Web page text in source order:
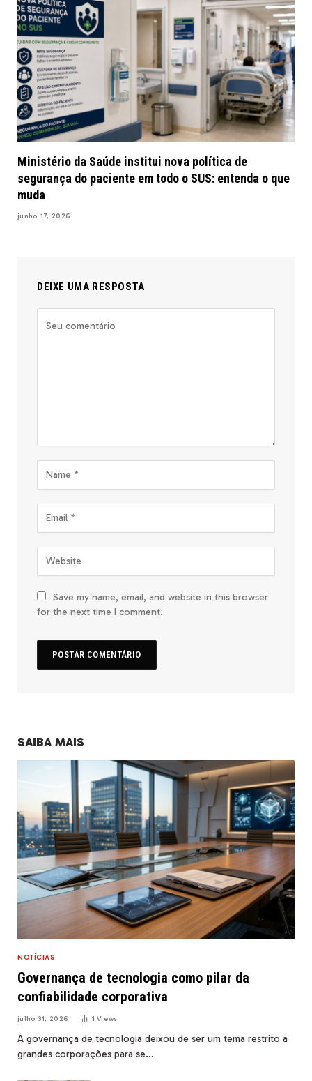
Ministério da Saúde institui nova política de
segurança do paciente em todo o SUS: entenda o que
muda
junho 17, 2026
DEIXE UMA RESPOSTA
Save my name, email, and website in this browser
for the next time I comment.
SAIBA MAIS
NOTÍCIAS
Governança de tecnologia como pilar da
confiabilidade corporativa
julho 31, 2026 1Views
A governança de tecnologia deixou de ser um tema restrito a
grandes corporações para se…